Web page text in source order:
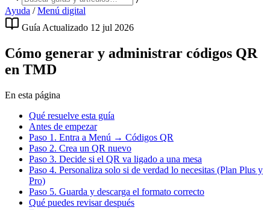
Ayuda / Menú digital
Guía Actualizado 12 jul 2026
Cómo generar y administrar códigos QR
en TMD
En esta página
Qué resuelve esta guía
Antes de empezar
Paso 1. Entra a Menú → Códigos QR
Paso 2. Crea un QR nuevo
Paso 3. Decide si el QR va ligado a una mesa
Paso 4. Personaliza solo si de verdad lo necesitas (Plan Plus y
Pro)
Paso 5. Guarda y descarga el formato correcto
Qué puedes revisar después